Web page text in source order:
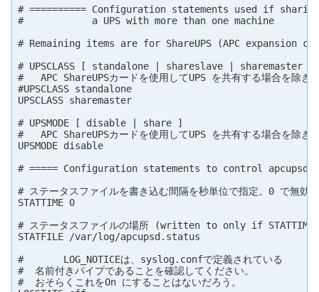
# ========== Configuration statements used if sharing
#            a UPS with more than one machine
# Remaining items are for ShareUPS (APC expansion
# UPSCLASS [ standalone | shareslave | sharemaster ]
#   APC ShareUPSカードを使用してUPS を共有する場合を除き
#UPSCLASS standalone
UPSCLASS sharemaster
# UPSMODE [ disable | share ]
#   APC ShareUPSカードを使用してUPS を共有する場合を除き
UPSMODE disable
# ===== Configuration statements to control apcupsd
# ステータスファイルを書き込む間隔を秒単位で指定。0 で無効。
STATTIME 0
# ステータスファイルの場所 (written to only if
STATFILE /var/log/apcupsd.status
#       LOG_NOTICEは、syslog.confで定義されている
#  名前付きパイプであることを確認してください。
#  おそらくこれをOn にすることはないだろう。